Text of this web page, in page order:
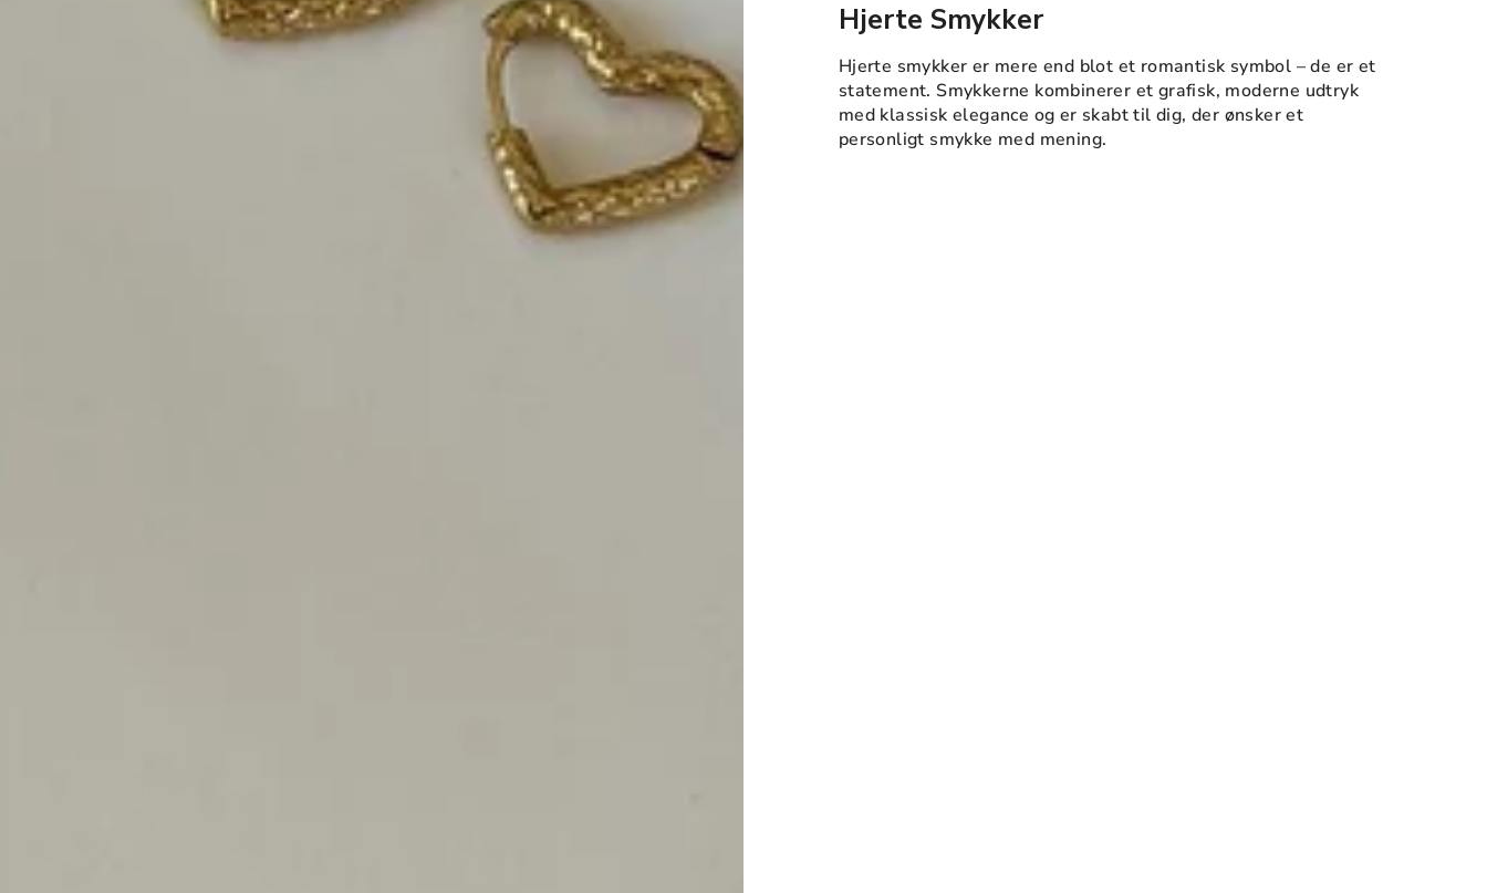
Hjerte Smykker
Hjerte smykker er mere end blot et romantisk symbol – de er et
statement. Smykkerne kombinerer et grafisk, moderne udtryk
med klassisk elegance og er skabt til dig, der ønsker et
personligt smykke med mening.